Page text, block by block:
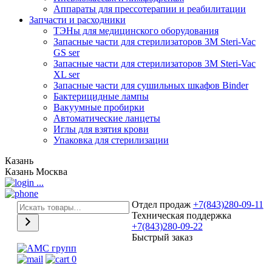
Аппараты для прессотерапии и реабилитации
Запчасти и расходники
ТЭНы для медицинского оборудования
Запасные части для стерилизаторов 3M Steri-Vac
GS ser
Запасные части для стерилизаторов 3М Steri-Vac
XL ser
Запасные части для сушильных шкафов Binder
Бактерицидные лампы
Вакуумные пробирки
Автоматические ланцеты
Иглы для взятия крови
Упаковка для стерилизации
Казань
Казань Москва
...
Отдел продаж +7(843)280-09-11
Техническая поддержка
+7(843)280-09-22
Быстрый заказ
0